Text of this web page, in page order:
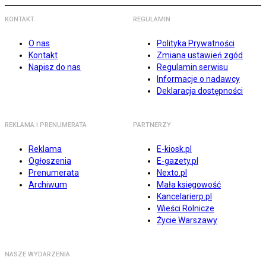
KONTAKT
O nas
Kontakt
Napisz do nas
REGULAMIN
Polityka Prywatności
Zmiana ustawień zgód
Regulamin serwisu
Informacje o nadawcy
Deklaracja dostępności
REKLAMA I PRENUMERATA
Reklama
Ogłoszenia
Prenumerata
Archiwum
PARTNERZY
E-kiosk.pl
E-gazety.pl
Nexto.pl
Mała księgowość
Kancelarierp.pl
Wieści Rolnicze
Życie Warszawy
NASZE WYDARZENIA